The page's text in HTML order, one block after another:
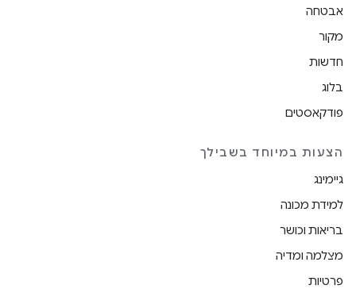
אבטחה
מקור
חדשות
בלוג
פודקאסטים
הצעות במיוחד בשבילך
גיימינג
למידת מכונה
בריאות וכושר
מצלמה ומדיה
פרטיות